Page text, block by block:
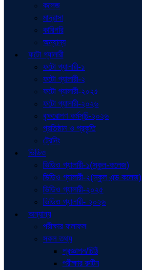
কলেজ
মাদ্রাসা
কারিগরি
অন্যান্য
ফটো গ্যালারী
ফটো গ্যালারী-১
ফটো গ্যালারী-২
ফটো গ্যালারী-২০২৫
ফটো গ্যালারী-২০২৬
বৃক্ষরোপণ কর্মসূচি-২০২৬
প্রতিষ্ঠান ও প্রকৃতি
ট্রেনিং
ভিডিও
ভিডিও গ্যালারী-১(স্কুল-কলেজ)
ভিডিও গ্যালারী-২(স্কুল এন্ড কলেজ)
ভিডিও গ্যালারী-২০২৫
ভিডিও গ্যালারী- ২০২৬
অন্যান্য
পরীক্ষার ফলাফল
সকল তথ্য
প্রজ্ঞাপন/চিঠি
পরীক্ষার রুটিন